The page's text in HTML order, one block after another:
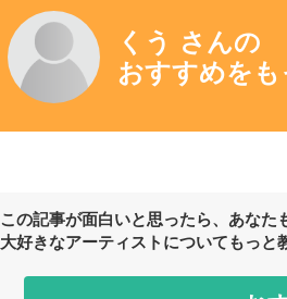
くう さんの
おすすめを
この記事が面白いと思ったら、あなた
大好きなアーティストについてもっと